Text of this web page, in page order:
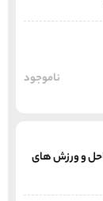
ناموجود
و ورزش های